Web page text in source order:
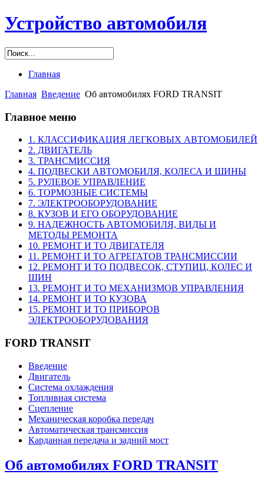
Устройство автомобиля
Главная
Главная Введение Об автомобилях FORD TRANSIT
Главное меню
1. КЛАССИФИКАЦИЯ ЛЕГКОВЫХ АВТОМОБИЛЕЙ
2. ДВИГАТЕЛЬ
3. ТРАНСМИССИЯ
4. ПОДВЕСКИ АВТОМОБИЛЯ, КОЛЕСА И ШИНЫ
5. РУЛЕВОЕ УПРАВЛЕНИЕ
6. ТОРМОЗНЫЕ СИСТЕМЫ
7. ЭЛЕКТРООБОРУДОВАНИЕ
8. КУЗОВ И ЕГО ОБОРУДОВАНИЕ
9. НАДЕЖНОСТЬ АВТОМОБИЛЯ, ВИДЫ И
МЕТОДЫ РЕМОНТА
10. РЕМОНТ И ТО ДВИГАТЕЛЯ
11. РЕМОНТ И ТО АГРЕГАТОВ ТРАНСМИССИИ
12. РЕМОНТ И ТО ПОДВЕСОК, СТУПИЦ, КОЛЕС И
ШИН
13. РЕМОНТ И ТО МЕХАНИЗМОВ УПРАВЛЕНИЯ
14. РЕМОНТ И ТО КУЗОВА
15. РЕМОНТ И ТО ПРИБОРОВ
ЭЛЕКТРООБОРУДОВАНИЯ
FORD TRANSIT
Введение
Двигатель
Система охлаждения
Топливная система
Сцепление
Механическая коробка передач
Автоматическая трансмиссия
Карданная передача и задний мост
Об автомобилях FORD TRANSIT